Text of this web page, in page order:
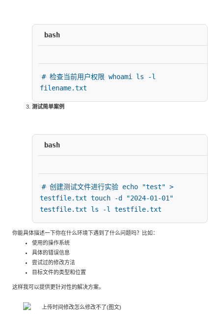
bash
# 检查当前用户权限 whoami ls -l
filename.txt
测试简单案例
bash
# 创建测试文件进行实验 echo "test" >
testfile.txt touch -d "2024-01-01"
testfile.txt ls -l testfile.txt
你能具体描述一下你在什么环境下遇到了什么问题吗？比如：
使用的操作系统
具体的错误信息
尝试过的修改方法
目标文件的类型和位置
这样我可以提供更针对性的解决方案。